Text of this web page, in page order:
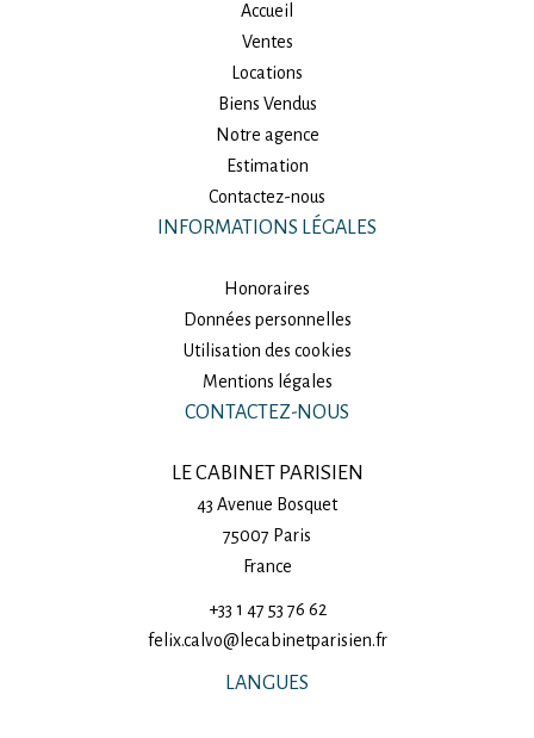
Accueil
Ventes
Locations
Biens Vendus
Notre agence
Estimation
Contactez-nous
INFORMATIONS LÉGALES
Honoraires
Données personnelles
Utilisation des cookies
Mentions légales
CONTACTEZ-NOUS
LE CABINET PARISIEN
43 Avenue Bosquet
75007 Paris
France
+33 1 47 53 76 62
felix.calvo@lecabinetparisien.fr
LANGUES